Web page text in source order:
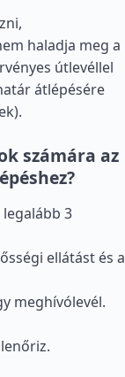
haladja meg a
útlevéllel
átlépésére
számára az
3
ellátást és a
meghívólevél.